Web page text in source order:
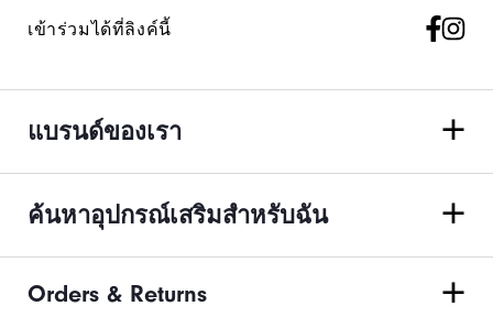
เข้าร่วมได้ที่ลิงค์นี้
แบรนด์ของเรา
ค้นหาอุปกรณ์เสริมสำหรับฉัน
Orders & Returns